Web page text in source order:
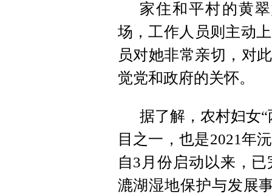
家住和平村的黄
场，工作人员则主动
员对她非常亲切，对
觉党和政府的关怀。
据了解，农村妇女
目之一，也是2021年
自3月份启动以来，
漉湖湿地保护与发展